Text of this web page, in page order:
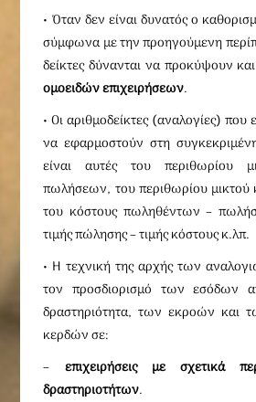
• Όταν δεν είναι δυνατός ο
σύμφωνα με την προηγούμενη
δείκτες δύνανται να προκύψουν
ομοειδών επιχειρήσεων.
• Οι αριθμοδείκτες (αναλογίες) που
να εφαρμοστούν στη
είναι αυτές του περιθωρίου
πωλήσεων, του περιθωρίου μικτού
του κόστους πωληθέντων –
τιμής πώλησης – τιμής κόστους κ.λπ.
• Η τεχνική της αρχής των
τον προσδιορισμό των εσόδων
δραστηριότητα, των εκροών και
κερδών σε:
– επιχειρήσεις με σχετικά
δραστηριοτήτων.